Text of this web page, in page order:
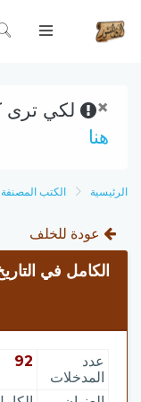
× لكي ترى
هنا
الرئيسية الكتب المصنفة
عودة للخلف
الكامل في
عدد
المدخلات
92